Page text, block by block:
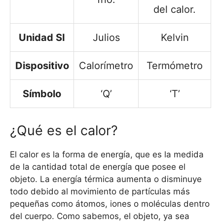
del calor.
Unidad SI Julios Kelvin
Dispositivo Calorímetro Termómetro
Símbolo ‘Q’ ‘T’
¿Qué es el calor?
El calor es la forma de energía, que es la medida
de la cantidad total de energía que posee el
objeto. La energía térmica aumenta o disminuye
todo debido al movimiento de partículas más
pequeñas como átomos, iones o moléculas dentro
del cuerpo. Como sabemos, el objeto, ya sea